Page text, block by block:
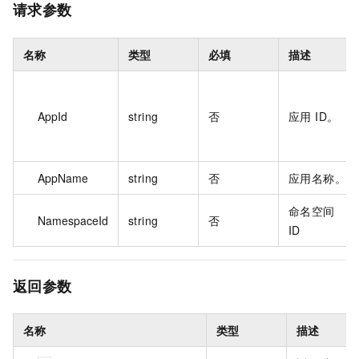
请求参数
名称 类型 必填 描述
AppId string 否 应用 ID。
AppName string 否 应用名称。
NamespaceId string 否
命名空间
ID
返回参数
名称 类型 描述